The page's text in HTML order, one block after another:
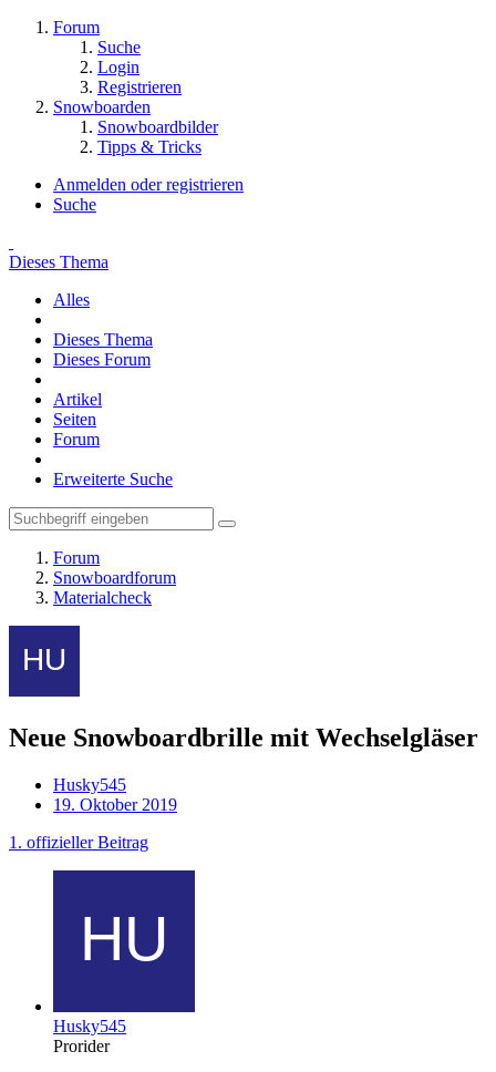
Forum
Suche
Login
Registrieren
Snowboarden
Snowboardbilder
Tipps & Tricks
Anmelden oder registrieren
Suche
Dieses Thema
Alles
Dieses Thema
Dieses Forum
Artikel
Seiten
Forum
Erweiterte Suche
Forum
Snowboardforum
Materialcheck
Neue Snowboardbrille mit Wechselgläser
Husky545
19. Oktober 2019
1. offizieller Beitrag
Husky545
Prorider